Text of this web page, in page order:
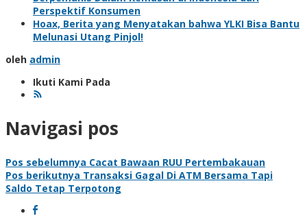
Perspektif Konsumen
Hoax, Berita yang Menyatakan bahwa YLKI Bisa Bantu
Melunasi Utang Pinjol!
oleh admin
Ikuti Kami Pada
Navigasi pos
Pos sebelumnya Cacat Bawaan RUU Pertembakauan
Pos berikutnya Transaksi Gagal Di ATM Bersama Tapi
Saldo Tetap Terpotong